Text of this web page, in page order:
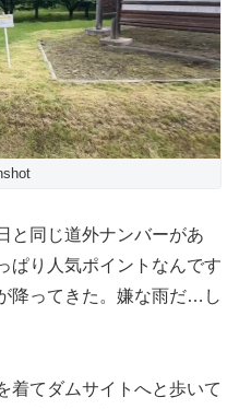
と同じ道外ナンバーがあ
ぱり人気ポイントなんです
降ってきた。嫌な雨だ…し
着てダムサイトへと歩いて